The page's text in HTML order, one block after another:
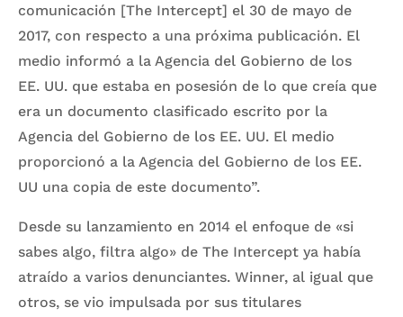
comunicación [The Intercept] el 30 de mayo de
2017, con respecto a una próxima publicación. El
medio informó a la Agencia del Gobierno de los
EE. UU. que estaba en posesión de lo que creía que
era un documento clasificado escrito por la
Agencia del Gobierno de los EE. UU. El medio
proporcionó a la Agencia del Gobierno de los EE.
UU una copia de este documento”.
Desde su lanzamiento en 2014 el enfoque de «si
sabes algo, filtra algo» de The Intercept ya había
atraído a varios denunciantes. Winner, al igual que
otros, se vio impulsada por sus titulares